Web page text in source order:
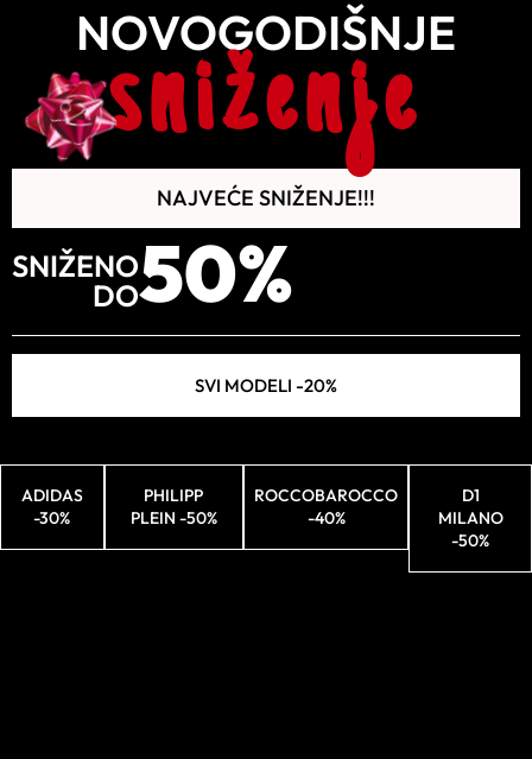
NOVOGODIŠNJE
sniženje
NAJVEĆE SNIŽENJE!!!
SNIŽENO
DO50%
SVI MODELI -20%
ADIDAS
-30%
PHILIPP
PLEIN -50%
ROCCOBAROCCO
-40%
D1
MILANO
-50%